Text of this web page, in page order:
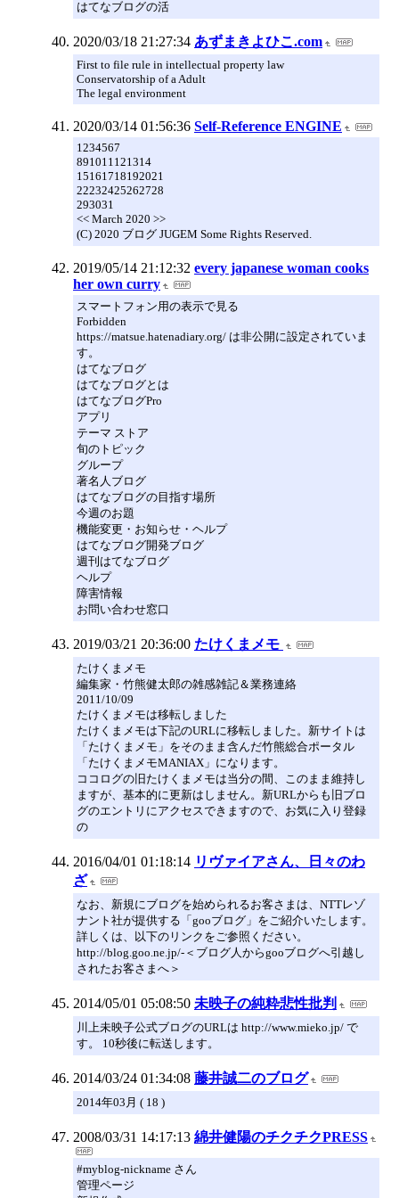
はてなブログの活
2020/03/18 21:27:34 あずまきよひこ.com
First to file rule in intellectual property law
Conservatorship of a Adult
The legal environment
2020/03/14 01:56:36 Self-Reference ENGINE
1234567
891011121314
15161718192021
22232425262728
293031
<< March 2020 >>
(C) 2020 ブログ JUGEM Some Rights Reserved.
2019/05/14 21:12:32 every japanese woman cooks
her own curry
スマートフォン用の表示で見る
Forbidden
https://matsue.hatenadiary.org/ は非公開に設定されていま
す。
はてなブログ
はてなブログとは
はてなブログPro
アプリ
テーマ ストア
旬のトピック
グループ
著名人ブログ
はてなブログの目指す場所
今週のお題
機能変更・お知らせ・ヘルプ
はてなブログ開発ブログ
週刊はてなブログ
ヘルプ
障害情報
お問い合わせ窓口
2019/03/21 20:36:00 たけくまメモ
たけくまメモ
編集家・竹熊健太郎の雑感雑記＆業務連絡
2011/10/09
たけくまメモは移転しました
たけくまメモは下記のURLに移転しました。新サイトは
「たけくまメモ」をそのまま含んだ竹熊総合ポータル
「たけくまメモMANIAX」になります。
ココログの旧たけくまメモは当分の間、このまま維持し
ますが、基本的に更新はしません。新URLからも旧ブロ
グのエントリにアクセスできますので、お気に入り登録
の
2016/04/01 01:18:14 リヴァイアさん、日々のわ
ざ
なお、新規にブログを始められるお客さまは、NTTレゾ
ナント社が提供する「gooブログ」をご紹介いたします。
詳しくは、以下のリンクをご参照ください。
http://blog.goo.ne.jp/-＜ブログ人からgooブログへ引越し
されたお客さまへ＞
2014/05/01 05:08:50 未映子の純粋悲性批判
川上未映子公式ブログのURLは http://www.mieko.jp/ で
す。 10秒後に転送します。
2014/03/24 01:34:08 藤井誠二のブログ
2014年03月 ( 18 )
2008/03/31 14:17:13 綿井健陽のチクチクPRESS
#myblog-nickname さん
管理ページ